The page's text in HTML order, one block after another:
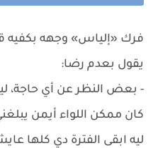
فرك «إلياس» وجهه بكفيه
يقول بعدم رضا:
- بعض النظر عن أي حاجة،
كان ممكن اللواء أيمن
ليه ابقى الفترة دي كلها